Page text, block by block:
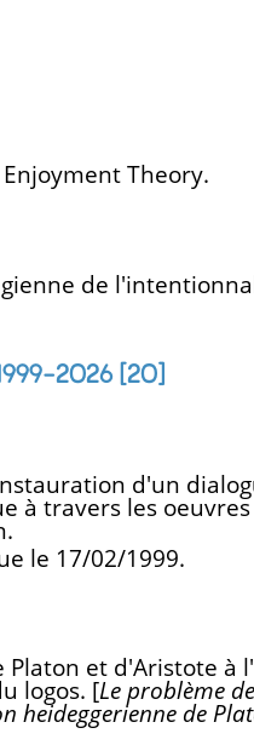
Theory.
de
2026[20]
d'un
à travers les
le 17/02/1999.
et d'Aristote à
logos. [Le problème
heideggerienne de